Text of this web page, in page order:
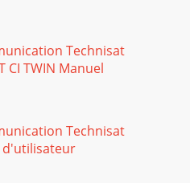
Technisat
CI TWIN Manuel
Technisat
d'utilisateur